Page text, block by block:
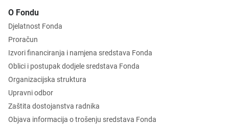
O Fondu
Djelatnost Fonda
Proračun
Izvori financiranja i namjena sredstava Fonda
Oblici i postupak dodjele sredstava Fonda
Organizacijska struktura
Upravni odbor
Zaštita dostojanstva radnika
Objava informacija o trošenju sredstava Fonda